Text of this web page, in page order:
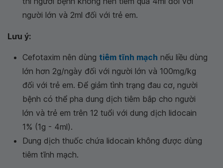
người lớn và 2ml đối với trẻ em.
Lưu ý:
Cefotaxim nên dùng tiêm tĩnh mạch nếu liều dùng
lớn hơn 2g/ngày đối với người lớn và 100mg/kg
đối với trẻ em. Để giảm tình trạng đau cơ, người
bệnh có thể pha dung dịch tiêm bắp cho người
lớn và trẻ em trên 12 tuổi với dung dịch lidocain
1% (1g - 4ml).
Dung dịch thuốc chứa lidocain không được dùng
tiêm tĩnh mạch.